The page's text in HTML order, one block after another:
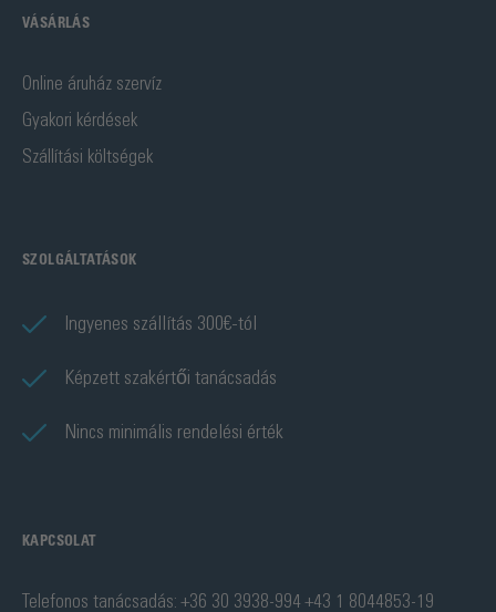
VÁSÁRLÁS
Online áruház szervíz
Gyakori kérdések
Szállítási költségek
SZOLGÁLTATÁSOK
Ingyenes szállítás 300€-tól
Képzett szakértői tanácsadás
Nincs minimális rendelési érték
KAPCSOLAT
Telefonos tanácsadás: +36 30 3938-994 +43 1 8044853-19